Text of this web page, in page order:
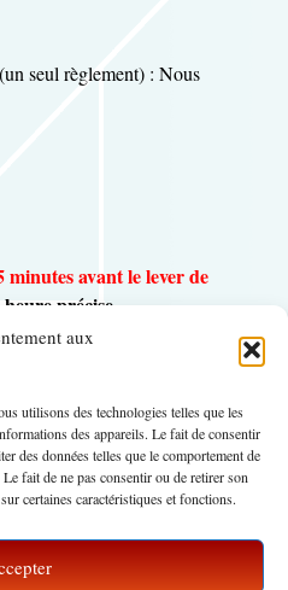
aux
utilisons des technologies telles que les
des appareils. Le fait de consentir
des données telles que le comportement de
fait de ne pas consentir ou de retirer son
certaines caractéristiques et fonctions.
seul règlement) : Nous
minutes avant le lever de
précise.
et accès facilités pour les
Accès